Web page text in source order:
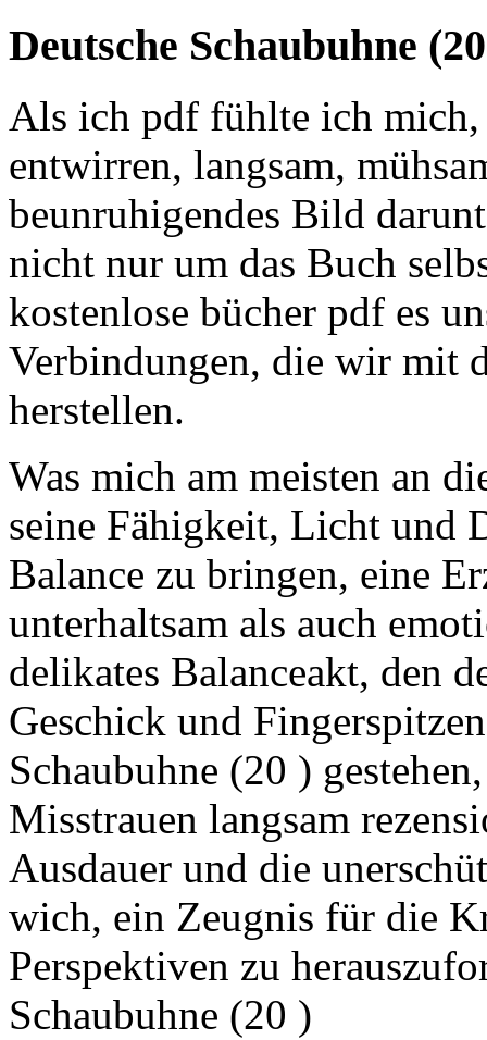
Deutsche Schaubuhne
Als ich pdf fühlte ich mich,
entwirren, langsam,
beunruhigendes Bild
nicht nur um das Buch
kostenlose bücher pdf es
Verbindungen, die wir mit
herstellen.
Was mich am meisten an
seine Fähigkeit, Licht und
Balance zu bringen, eine
unterhaltsam als auch
delikates Balanceakt, den
Geschick und
Schaubuhne (20 )
Misstrauen langsam
Ausdauer und die
wich, ein Zeugnis für die
Perspektiven zu
Schaubuhne (20 )